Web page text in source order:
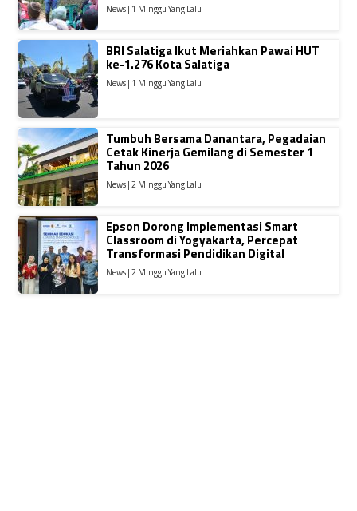
News | 1 Minggu Yang Lalu
BRI Salatiga Ikut Meriahkan Pawai HUT
ke-1.276 Kota Salatiga
News | 1 Minggu Yang Lalu
Tumbuh Bersama Danantara, Pegadaian
Cetak Kinerja Gemilang di Semester 1
Tahun 2026
News | 2 Minggu Yang Lalu
Epson Dorong Implementasi Smart
Classroom di Yogyakarta, Percepat
Transformasi Pendidikan Digital
News | 2 Minggu Yang Lalu